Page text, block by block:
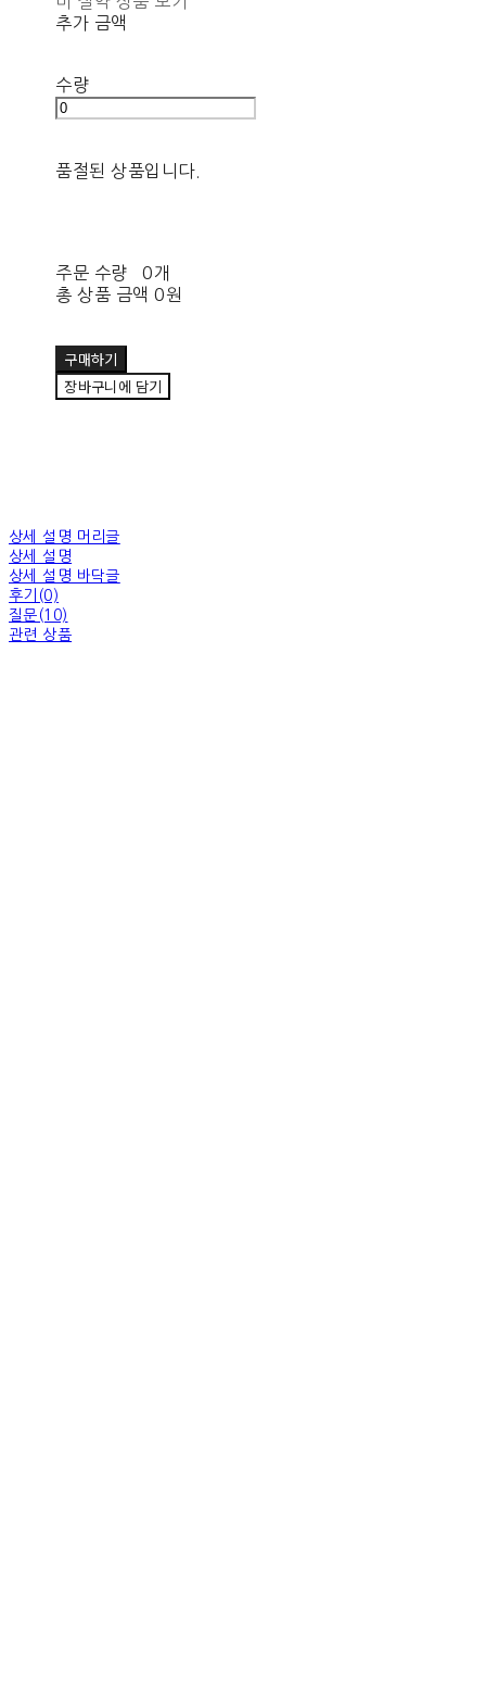
추가 금액
수량
품절된 상품입니다.
주문 수량
0개
총 상품 금액 0원
구매하기
장바구니에 담기
상세 설명 머리글
상세 설명
상세 설명 바닥글
후기(0)
질문(10)
관련 상품